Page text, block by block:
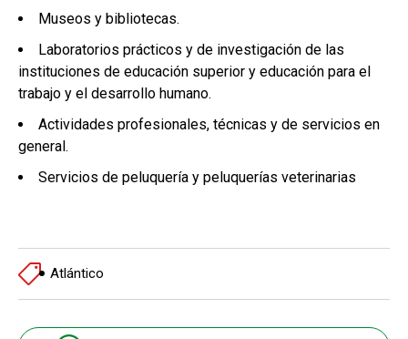
Museos y bibliotecas.
Laboratorios prácticos y de investigación de las
instituciones de educación superior y educación para el
trabajo y el desarrollo humano.
Actividades profesionales, técnicas y de servicios en
general.
Servicios de peluquería y peluquerías veterinarias
Atlántico